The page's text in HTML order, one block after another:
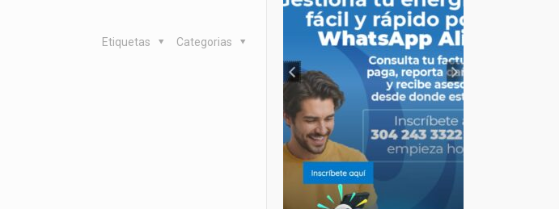
Categorias
Etiquetas